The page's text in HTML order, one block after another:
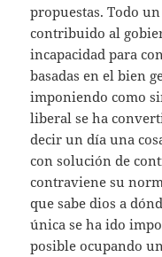
propuestas. Todo
contribuido al
incapacidad para
basadas en el bien
imponiendo como
liberal se ha
decir un día una
con solución de
contraviene su
que sabe dios a
única se ha ido
posible ocupando